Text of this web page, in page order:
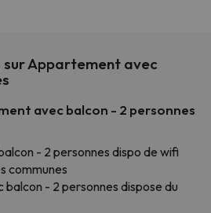
sur Appartement avec
avec balcon - 2 personnes
- 2 personnes dispo de wifi
communes
- 2 personnes dispose du